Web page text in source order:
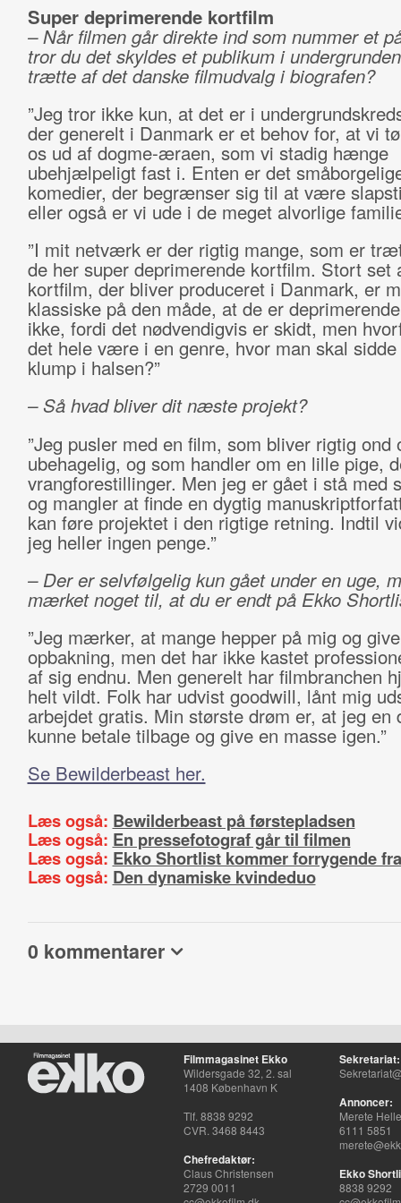
Super deprimerende kortfilm
– Når filmen går direkte ind som nummer et
tror du det skyldes et publikum i
trætte af det danske filmudvalg i biografen?
”Jeg tror ikke kun, at det er i
der generelt i Danmark er et behov for, at vi
os ud af dogme-æraen, som vi stadig hænge
ubehjælpeligt fast i. Enten er det
komedier, der begrænser sig til at være
eller også er vi ude i de meget alvorlige
”I mit netværk er der rigtig mange, som er
de her super deprimerende kortfilm. Stort set
kortfilm, der bliver produceret i Danmark, er
klassiske på den måde, at de er
ikke, fordi det nødvendigvis er skidt, men
det hele være i en genre, hvor man skal sidde
klump i halsen?”
– Så hvad bliver dit næste projekt?
”Jeg pusler med en film, som bliver rigtig ond
ubehagelig, og som handler om en lille pige,
vrangforestillinger. Men jeg er gået i stå med
og mangler at finde en dygtig
kan føre projektet i den rigtige retning. Indtil
jeg heller ingen penge.”
– Der er selvfølgelig kun gået under en uge,
mærket noget til, at du er endt på Ekko
”Jeg mærker, at mange hepper på mig og
opbakning, men det har ikke kastet
af sig endnu. Men generelt har filmbranchen
helt vildt. Folk har udvist goodwill, lånt mig
arbejdet gratis. Min største drøm er, at jeg en
kunne betale tilbage og give en masse igen.”
Se Bewilderbeast her.
Læs også: Bewilderbeast på førstepladsen
Læs også: En pressefotograf går til filmen
Læs også: Ekko Shortlist kommer forrygende
Læs også: Den dynamiske kvindeduo
0 kommentarer
Filmmagasinet Ekko
Wildersgade 32, 2. sal
1408 København K
Tlf. 8838 9292
CVR. 3468 8443
Chefredaktør:
Claus Christensen
2729 0011
Sekretariat:
Annoncer:
Merete
6111 5851
Ekko
8838 9292